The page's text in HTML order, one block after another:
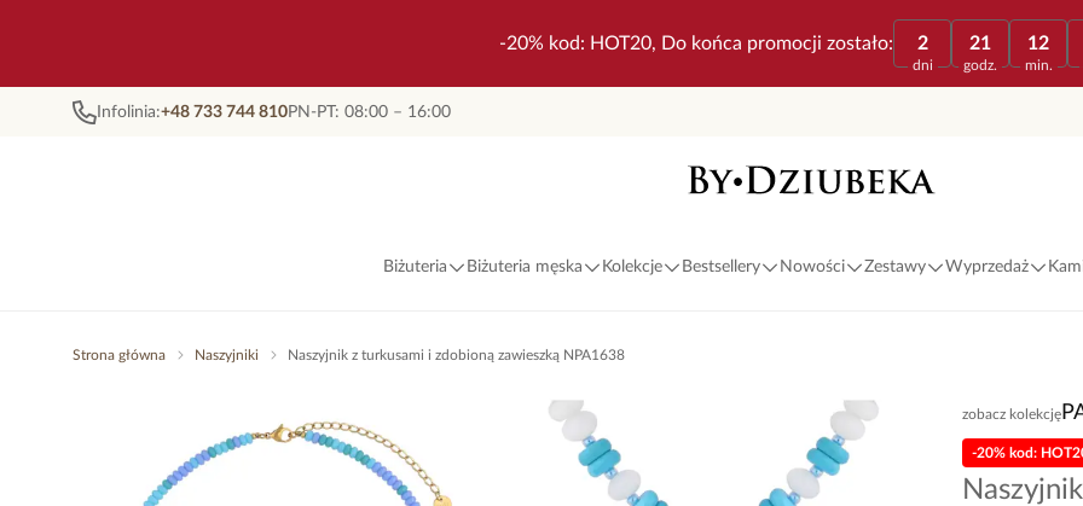
-20% kod: HOT20, Do końca promocji zostało: 2
dni
21
godz.
12
min.
Infolinia:+48 733 744 810PN-PT: 08:00 – 16:00
Biżuteria Biżuteria męska Kolekcje Bestsellery Nowości Zestawy Wyprzedaż
Strona główna Naszyjniki Naszyjnik z turkusami i zdobioną zawieszką NPA1638
zobacz kolekcję
-20% kod: